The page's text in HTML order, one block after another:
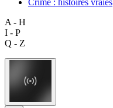
A - H
I - P
Q - Z